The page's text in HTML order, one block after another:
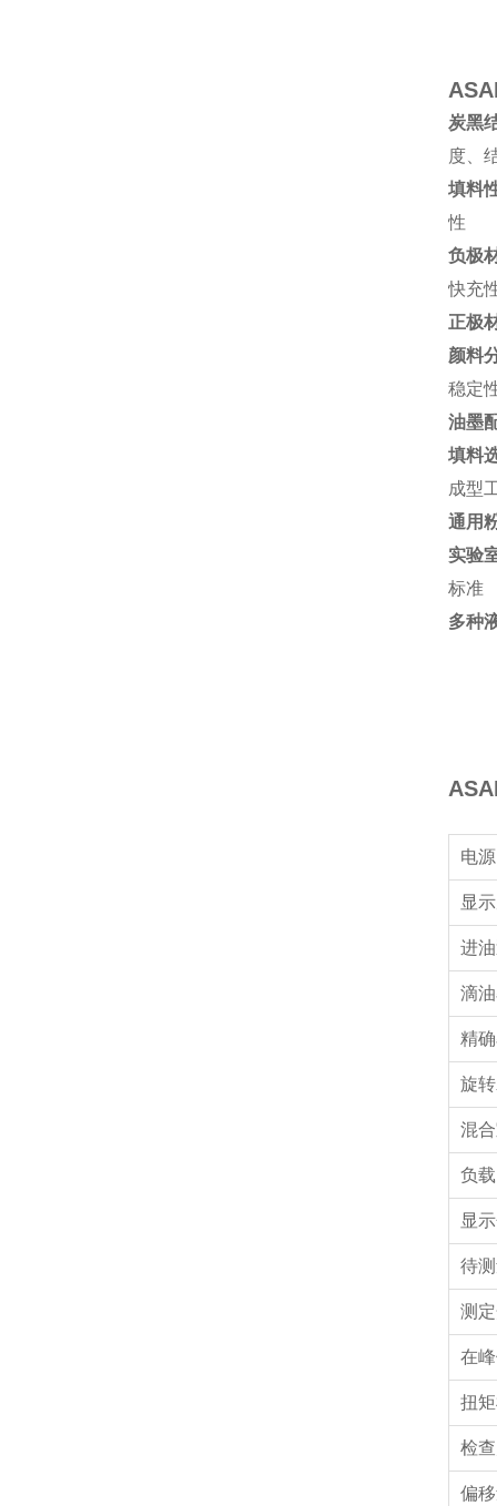
炭黑
度、
填料
性
负极
快充
正极
颜料
稳定
油墨
填料
成型
通用
实验
标准
多种
电源
显
进
滴
精
旋
混
负载
显
待
测
在
扭
检
偏